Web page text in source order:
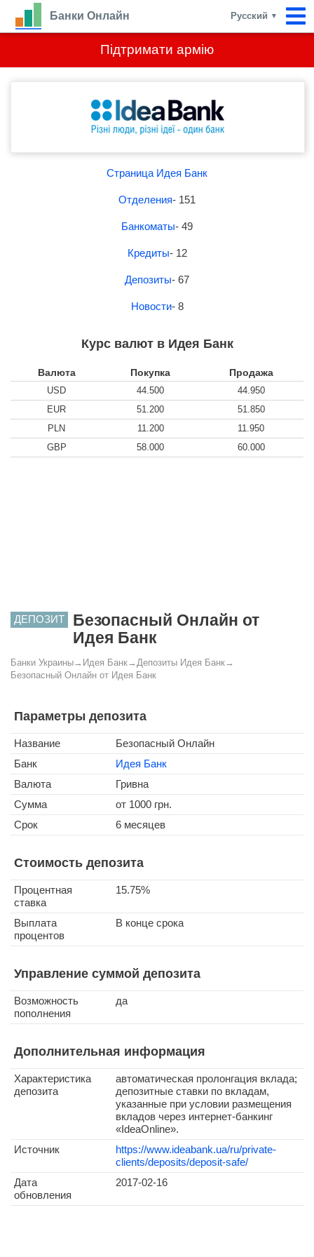
Підтримати армію
Банки Онлайн Русский ▼
Страница Идея Банк
Отделения- 151
Банкоматы- 49
Кредиты- 12
Депозиты- 67
Новости- 8
Курс валют в Идея Банк
Валюта Покупка Продажа
USD 44.500
44.950
EUR
51.200
51.850
PLN
11.200
11.950
GBP
58.000 60.000
ДЕПОЗИТ
Безопасный Онлайн от
Идея Банк
Банки Украины→ Идея Банк→ Депозиты Идея Банк→
Безопасный Онлайн от Идея Банк
Параметры депозита
Название
Безопасный Онлайн
Банк
Идея Банк
Валюта
Гривна
Сумма
от 1000 грн.
Срок
6 месяцев
Стоимость депозита
Процентная
ставка
15.75%
Выплата
процентов
В конце срока
Управление суммой депозита
Возможность
пополнения
да
Дополнительная информация
Характеристика
депозита
автоматическая пролонгация вклада;
депозитные ставки по вкладам,
указанные при условии размещения
вкладов через интернет-банкинг
«IdeaOnline».
Источник
https://www.ideabank.ua/ru/private-
clients/deposits/deposit-safe/
Дата
обновления
2017-02-16